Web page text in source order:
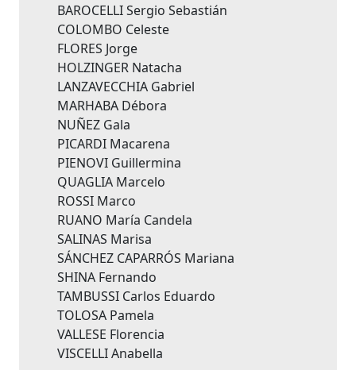
BAROCELLI Sergio Sebastián
COLOMBO Celeste
FLORES Jorge
HOLZINGER Natacha
LANZAVECCHIA Gabriel
MARHABA Débora
NUÑEZ Gala
PICARDI Macarena
PIENOVI Guillermina
QUAGLIA Marcelo
ROSSI Marco
RUANO María Candela
SALINAS Marisa
SÁNCHEZ CAPARRÓS Mariana
SHINA Fernando
TAMBUSSI Carlos Eduardo
TOLOSA Pamela
VALLESE Florencia
VISCELLI Anabella